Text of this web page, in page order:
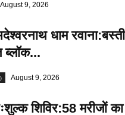
August 9, 2026
धाम रवाना:बस्ती
August 9, 2026
शिविर:58 मरीजों का